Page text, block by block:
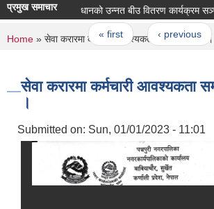
प्रमुख समाचार धानको उन्नत बीउ वितरण कार्यक्रम
Pages
« first ‹ previous
You are here
Home » सेवा करारमा कर्मचारी आवश्यकता सम्बन्धी सूचना ।
सेवा करारमा कर्मचारी आवश्यकता
।
Submitted on: Sun, 01/01/2023 - 11:01